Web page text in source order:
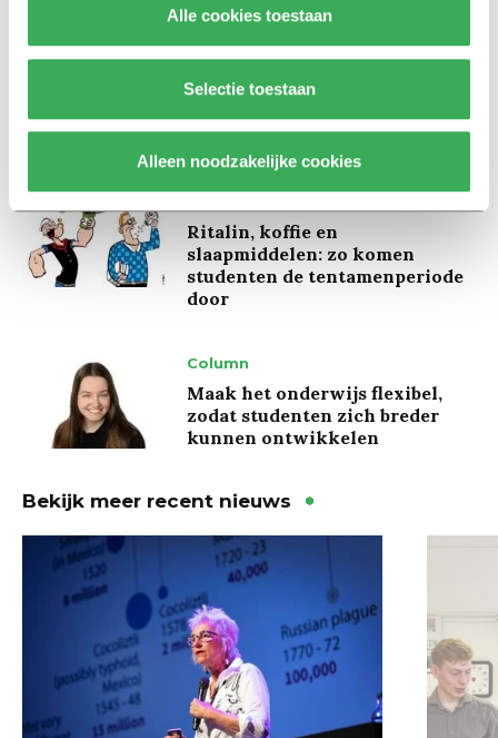
Alle cookies toestaan
Selectie toestaan
Alleen noodzakelijke cookies
Hunger Game: ‘Ik schrok, we
kregen er een paar miljoen
inwoners bij’
Ritalin, koffie en
slaapmiddelen: zo komen
studenten de tentamenperiode
door
Column
Maak het onderwijs flexibel,
zodat studenten zich breder
kunnen ontwikkelen
Bekijk meer recent nieuws